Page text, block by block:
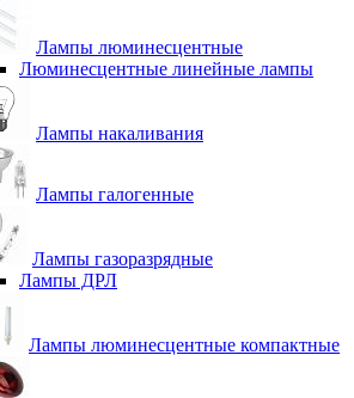
Лампы люминесцентные
Люминесцентные линейные лампы
Лампы накаливания
Лампы галогенные
Лампы газоразрядные
Лампы ДРЛ
Лампы люминесцентные компактные